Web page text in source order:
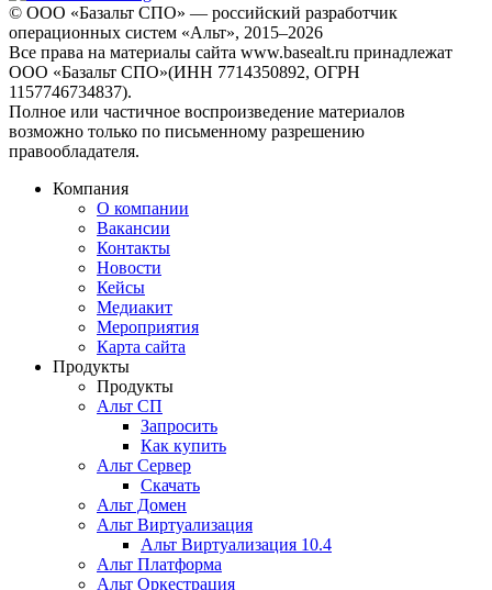
© ООО «Базальт СПО» — российский разработчик
операционных систем «Альт», 2015–2026
Все права на материалы сайта www.basealt.ru принадлежат
ООО «Базальт СПО»(ИНН 7714350892, ОГРН
1157746734837).
Полное или частичное воспроизведение материалов
возможно только по письменному разрешению
правообладателя.
Компания
О компании
Вакансии
Контакты
Новости
Кейсы
Медиакит
Мероприятия
Карта сайта
Продукты
Продукты
Альт СП
Запросить
Как купить
Альт Сервер
Скачать
Альт Домен
Альт Виртуализация
Альт Виртуализация 10.4
Альт Платформа
Альт Оркестрация